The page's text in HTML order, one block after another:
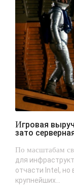
Игровая выручка AMD рухнула почти на треть,
зато
По масштабам
для
отчасти Intel, но
крупнейших...